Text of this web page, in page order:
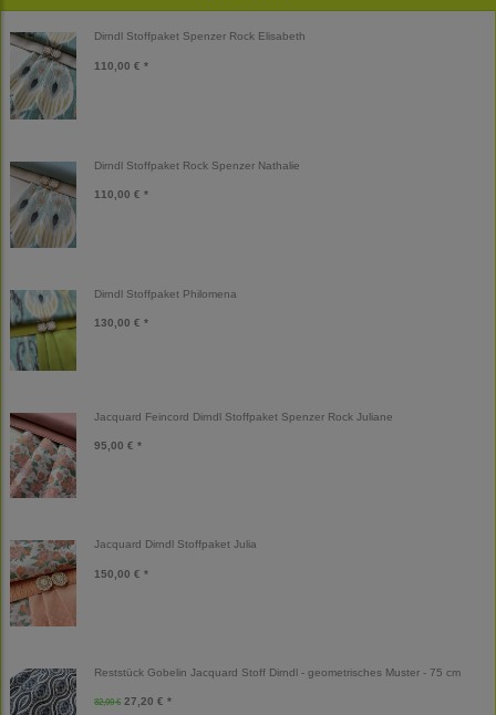
Dirndl Stoffpaket Spenzer Rock Elisabeth
110,00 € *
Dirndl Stoffpaket Rock Spenzer Nathalie
110,00 € *
Dirndl Stoffpaket Philomena
130,00 € *
Jacquard Feincord Dirndl Stoffpaket Spenzer Rock Juliane
95,00 € *
Jacquard Dirndl Stoffpaket Julia
150,00 € *
Reststück Gobelin Jacquard Stoff Dirndl - geometrisches Muster - 75 cm
32,00 € 27,20 € *